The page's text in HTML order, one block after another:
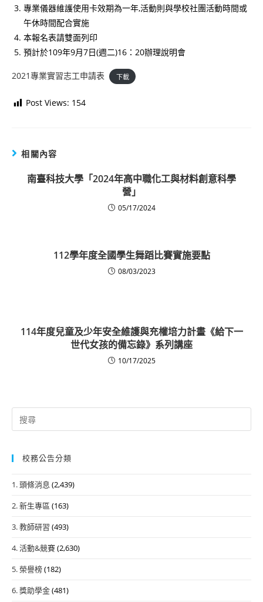
專業儀器維護使用卡效期為一年,活動則與學校社團活動時間或
午休時間配合實施
本報名表請雙面列印
預計於109年9月7日(週二)16：20辦理說明會
2021專業實習志工申請表 下載
Post Views: 154
相關內容
南臺科技大學「2024年高中職化工與材料創意科學
營」
05/17/2024
112學年度全國學生舞蹈比賽實施要點
08/03/2023
114年度兒童及少年安全維護與充權培力計畫《給下一
世代女孩的備忘錄》系列講座
10/17/2025
Search
for:
校務公告分類
1. 頭條消息 (2,439)
2. 新生專區 (163)
3. 教師研習 (493)
4. 活動&競賽(2,630)
5. 榮譽榜(182)
6. 獎助學金(481)